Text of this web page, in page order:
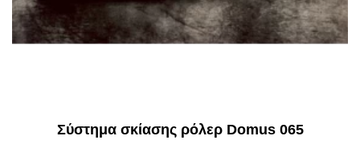
Σύστημα σκίασης ρόλερ Domus 065